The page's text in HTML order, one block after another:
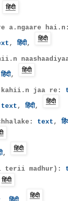
a.ngaare
,हिंदी,
हिंदी,
kahii.n jaa re:
text ,हिंदी,
text ,
,
terii madhur):